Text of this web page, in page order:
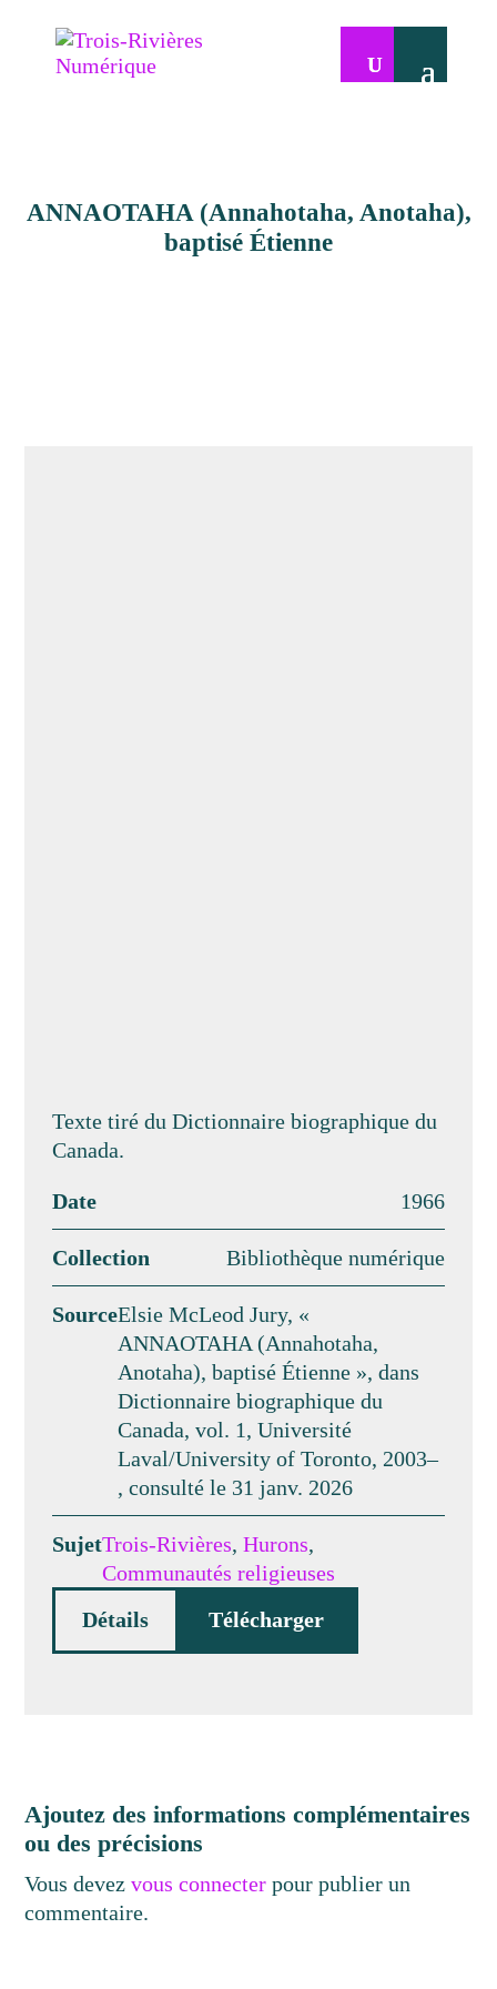
ANNAOTAHA (Annahotaha, Anotaha),
baptisé Étienne
Texte tiré du Dictionnaire biographique du
Canada.
Date 1966
Collection Bibliothèque numérique
SourceElsie McLeod Jury, «
ANNAOTAHA (Annahotaha,
Anotaha), baptisé Étienne », dans
Dictionnaire biographique du
Canada, vol. 1, Université
Laval/University of Toronto, 2003–
, consulté le 31 janv. 2026
SujetTrois-Rivières,Hurons,
Communautés religieuses
Détails
Télécharger
Ajoutez des informations complémentaires
ou des précisions
Vous devezvous connecter pour publier un
commentaire.